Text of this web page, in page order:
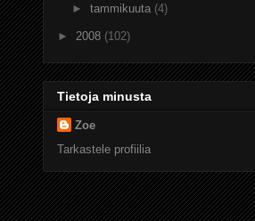
► tammikuuta (4)
► 2008 (102)
Tietoja minusta
Zoe
Tarkastele profiilia